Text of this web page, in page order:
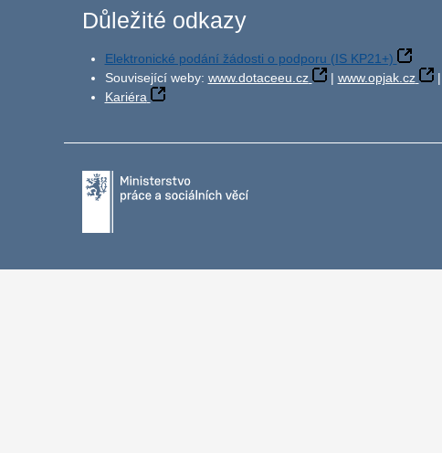
Důležité odkazy
Elektronické podání žádosti o podporu (IS KP21+)
Související weby: www.dotaceeu.cz | www.opjak.cz |
Kariéra